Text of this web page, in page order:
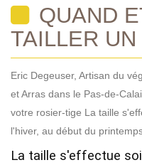
QUAND
TAILLER
Eric Degeuser, Artisan du
et Arras dans le Pas-de-
votre rosier-tige La taille
l'hiver, au début du
La taille s'effectue